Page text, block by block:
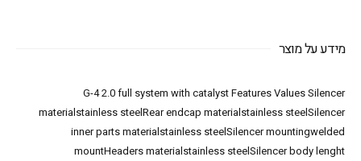
מידע על מוצר
G-4 2.0 full system with catalyst Features Values Silencer
materialstainless steelRear endcap materialstainless steelSilencer
inner parts materialstainless steelSilencer mountingwelded
mountHeaders materialstainless steelSilencer body lenght